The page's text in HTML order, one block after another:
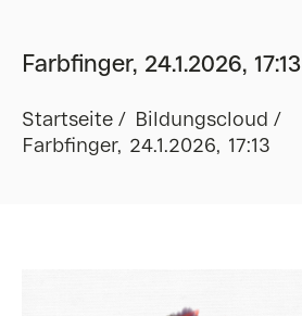
Farbfinger, 24.1.2026, 17:13
Startseite
Bildungscloud
Farbfinger, 24.1.2026, 17:13